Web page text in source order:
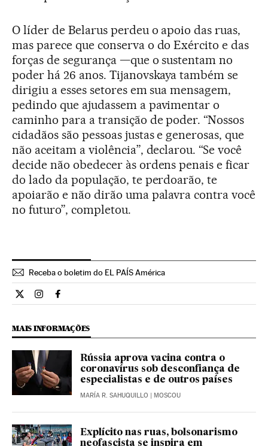
O líder de Belarus perdeu o apoio das ruas,
mas parece que conserva o do Exército e das
forças de segurança —que o sustentam no
poder há 26 anos. Tijanovskaya também se
dirigiu a esses setores em sua mensagem,
pedindo que ajudassem a pavimentar o
caminho para a transição de poder. “Nossos
cidadãos são pessoas justas e generosas, que
não aceitam a violência”, declarou. “Se você
decide não obedecer às ordens penais e ficar
do lado da população, te perdoarão, te
apoiarão e não dirão uma palavra contra você
no futuro”, completou.
Receba o boletim do EL PAÍS América
Internacional El País Brasil en Twitter
Internacional El País Brasil en Instagram
Internacional El País Brasil en Facebook
MAIS INFORMAÇÕES
Rússia aprova vacina contra o
coronavírus sob desconfiança de
especialistas e de outros países
MARÍA R. SAHUQUILLO | MOSCOU
Explícito nas ruas, bolsonarismo
neofascista se inspira em